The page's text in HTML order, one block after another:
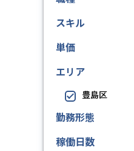
スキル
単価
エリア
豊島区
勤務形態
稼働日数